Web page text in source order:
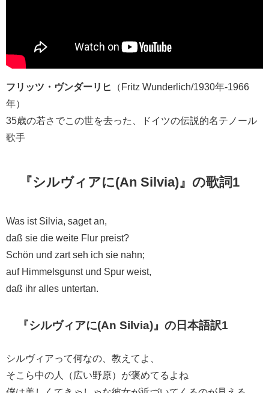
フリッツ・ヴンダーリヒ
（Fritz Wunderlich/1930年-1966
年）
35歳の若さでこの世を去った、ドイツの伝説的名テノール
歌手
『シルヴィアに(An Silvia)』の歌詞1
Was ist Silvia, saget an,
daß sie die weite Flur preist?
Schön und zart seh ich sie nahn;
auf Himmelsgunst und Spur weist,
daß ihr alles untertan.
『シルヴィアに(An Silvia)』の日本語訳1
シルヴィアって何なの、教えてよ、
そこら中の人（広い野原）が褒めてるよね